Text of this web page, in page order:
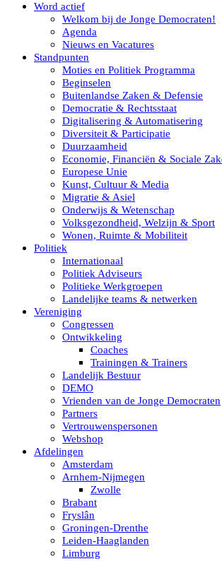
Word actief
Welkom bij de Jonge Democraten!
Agenda
Nieuws en Vacatures
Standpunten
Moties en Politiek Programma
Beginselen
Buitenlandse Zaken & Defensie
Democratie & Rechtsstaat
Digitalisering & Automatisering
Diversiteit & Participatie
Duurzaamheid
Economie, Financiën & Sociale
Europese Unie
Kunst, Cultuur & Media
Migratie & Asiel
Onderwijs & Wetenschap
Volksgezondheid, Welzijn & Sport
Wonen, Ruimte & Mobiliteit
Politiek
Internationaal
Politiek Adviseurs
Politieke Werkgroepen
Landelijke teams & netwerken
Vereniging
Congressen
Ontwikkeling
Coaches
Trainingen & Trainers
Landelijk Bestuur
DEMO
Vrienden van de Jonge Democraten
Partners
Vertrouwenspersonen
Webshop
Afdelingen
Amsterdam
Arnhem-Nijmegen
Zwolle
Brabant
Fryslân
Groningen-Drenthe
Leiden-Haaglanden
Limburg